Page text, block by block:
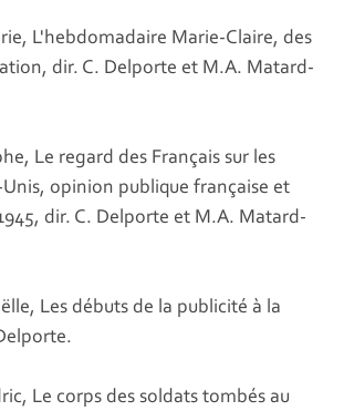
L'hebdomadaire Marie-Claire, des
dir. C. Delporte et M.A. Matard-
Le regard des Français sur les
opinion publique française et
dir. C. Delporte et M.A. Matard-
Les débuts de la publicité à la
Le corps des soldats tombés au